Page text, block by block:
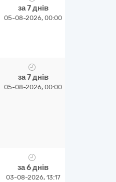
за 7 днів
05-08-2026, 00:00
за 7 днів
05-08-2026, 00:00
за 6 днів
03-08-2026, 13:17